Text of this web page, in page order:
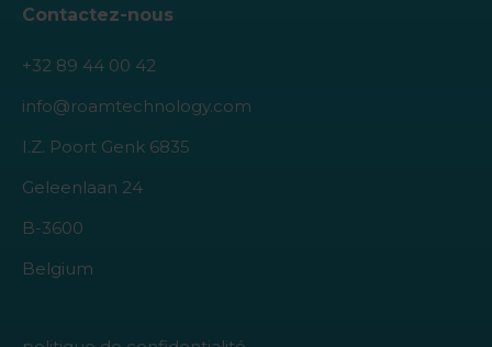
Contactez-nous
+32 89 44 00 42
info@roamtechnology.com
I.Z. Poort Genk 6835
Geleenlaan 24
B-3600
Belgium